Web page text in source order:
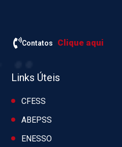
Contatos Clique aqui
Links Úteis
CFESS
ABEPSS
ENESSO